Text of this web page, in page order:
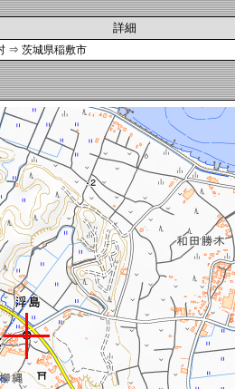
詳細
⇒ 茨城県稲敷市